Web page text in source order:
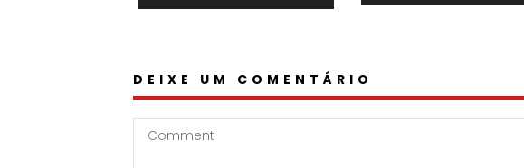
DEIXE UM COMENTÁRIO